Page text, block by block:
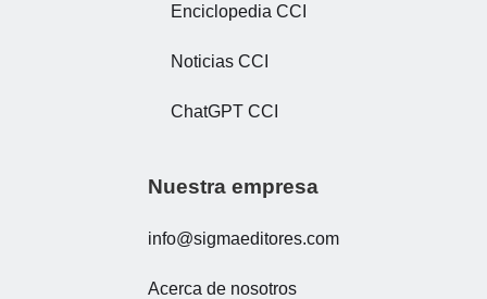
Enciclopedia CCI
Noticias CCI
ChatGPT CCI
Nuestra empresa
info@sigmaeditores.com
Acerca de nosotros